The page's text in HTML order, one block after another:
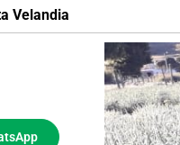
Velandia